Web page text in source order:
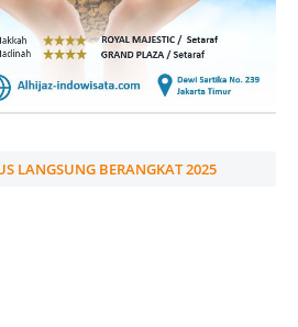
LANGSUNG BERANGKAT 2025